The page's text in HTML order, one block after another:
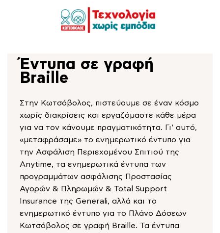
Έντυπα σε γραφή
Braille
Στην Κωτσόβολος, πιστεύουμε σε έναν κόσμο
χωρίς διακρίσεις και εργαζόμαστε κάθε μέρα
για να τον κάνουμε πραγματικότητα. Γι’ αυτό,
«μεταφράσαμε» το ενημερωτικό έντυπο για
την Ασφάλιση Περιεχομένου Σπιτιού της
Anytime, τα ενημερωτικά έντυπα των
προγραμμάτων ασφάλισης Προστασίας
Αγορών & Πληρωμών & Total Support
Insurance της Generali, αλλά και το
ενημερωτικό έντυπο για το Πλάνο Δόσεων
Κωτσόβολος σε γραφή Braille. Τα έντυπα